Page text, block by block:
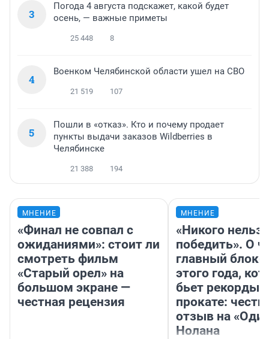
3
Погода 4 августа подскажет, какой будет
осень, — важные приметы
25 448 8
4
Военком Челябинской области ушел на СВО
21 519 107
5
Пошли в «отказ». Кто и почему продает
пункты выдачи заказов Wildberries в
Челябинске
21 388 194
МНЕНИЕ
«Финал не совпал с
ожиданиями»: стоит ли
смотреть фильм
«Старый орел» на
большом экране —
честная рецензия
МНЕНИЕ
«Никого нельзя
победить». О
главный
этого года,
бьет рекорды в
прокате:
отзыв на
Нолана